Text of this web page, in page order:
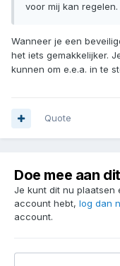
voor mij kan regelen.
Wanneer je een
het iets gemakkelijker.
kunnen om e.e.a. in te
Quote
Doe mee aan
Je kunt dit nu plaatsen
account hebt, log dan
account.